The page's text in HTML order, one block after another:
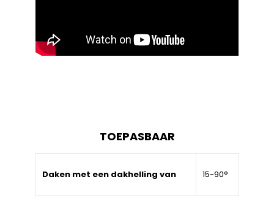
TOEPASBAAR
Daken met een dakhelling van 15-90°